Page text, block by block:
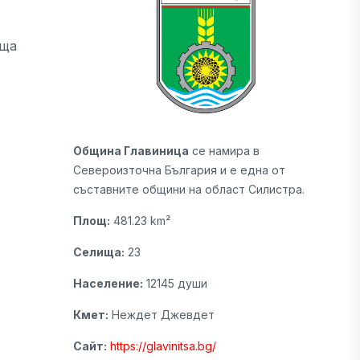
Община Главиница се намира в
Североизточна България и е една от
съставните общини на област Силистра.
Площ: 481.23 km²
Селища: 23
Население: 12145 души
Кмет: Неждет Джевдет
Сайт: https://glavinitsa.bg/